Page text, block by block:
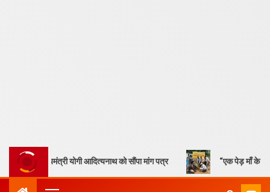
योगी आदित्यनाथ को सौंपा मांग पत्र “एक पेड़ माँ के नाम” – सेण्ट